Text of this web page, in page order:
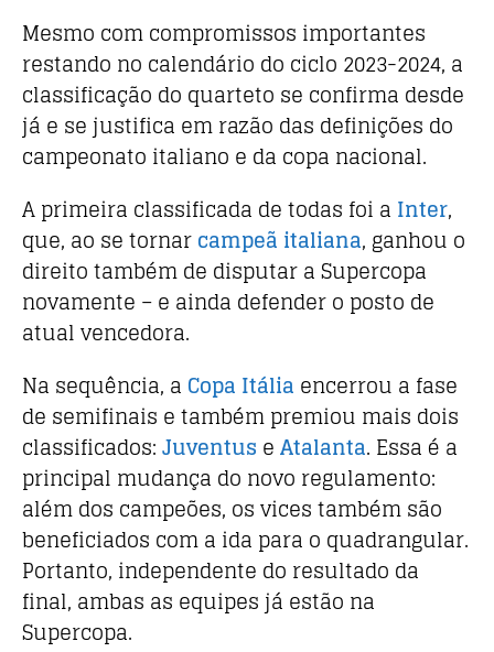
Mesmo com compromissos importantes
restando no calendário do ciclo 2023-2024, a
classificação do quarteto se confirma desde
já e se justifica em razão das definições do
campeonato italiano e da copa nacional.
A primeira classificada de todas foi a Inter,
que, ao se tornarcampeã italiana, ganhou o
direito também de disputar a Supercopa
novamente – e ainda defender o posto de
atual vencedora.
Na sequência, a Copa Itália encerrou a fase
de semifinais e também premiou mais dois
classificados:Juventus eAtalanta. Essa é a
principal mudança do novo regulamento:
além dos campeões, os vices também são
beneficiados com a ida para o quadrangular.
Portanto, independente do resultado da
final, ambas as equipes já estão na
Supercopa.